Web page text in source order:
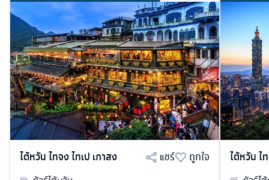
ไต้หวัน ไทจง ไทเป เกาสง แชร์
ถูกใจ
ไต้หวัน ไ